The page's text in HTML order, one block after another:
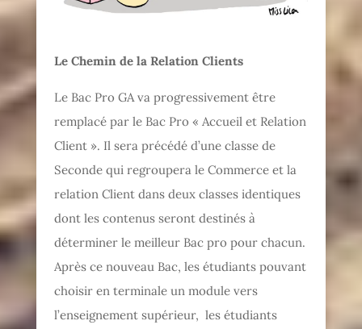
Le Chemin de la Relation Clients
Le Bac Pro GA va progressivement être
remplacé par le Bac Pro « Accueil et Relation
Client ». Il sera précédé d’une classe de
Seconde qui regroupera le Commerce et la
relation Client dans deux classes identiques
dont les contenus seront destinés à
déterminer le meilleur Bac pro pour chacun.
Après ce nouveau Bac, les étudiants pouvant
choisir en terminale un module vers
l’enseignement supérieur, les étudiants